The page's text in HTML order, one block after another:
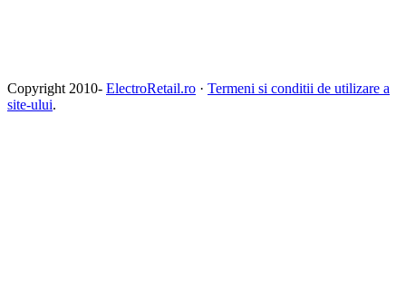
Copyright 2010- ElectroRetail.ro · Termeni si conditii de utilizare a
site-ului.